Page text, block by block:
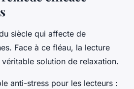
siècle qui affecte de
Face à ce fléau, la lecture
solution de relaxation.
anti-stress pour les lecteurs :